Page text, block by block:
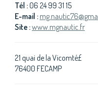
Tél :06 24 99 31 15
E-mail :
Site :www.mgnautic.fr
21 quai de la Vicomté£
76400 FECAMP